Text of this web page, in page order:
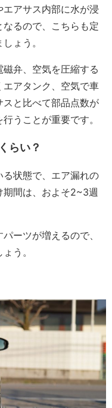
アサス内部に水が浸
るので、こちらも定
ょう。
弁、空気を圧縮する
アタンク、空気で車
と比べて部品点数が
うことが重要です。
らい？
状態で、エア漏れの
期間は、およそ2~3週
ーツが増えるので、
う。